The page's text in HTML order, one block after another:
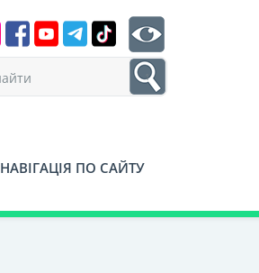
1
НАВІГАЦІЯ ПО САЙТУ